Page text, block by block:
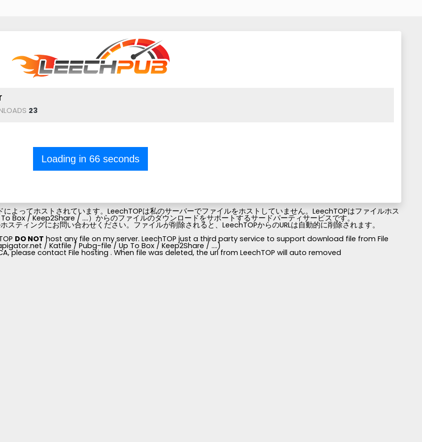
23
Loading in 66 seconds
よってホストされています。LeechTOPは私のサーバーでファイルをホストしていません。LeechTOPはファイルホス
/ Keep2Share / ....）からのファイルのダウンロードをサポートするサードパーティサービスです。
ティングにお問い合わせください。ファイルが削除されると、LeechTOPからのURLは自動的に削除されます。
DO NOT host any file on my server. LeechTOP just a third party service to support download file from File
/ Katfile / Pubg-file / Up To Box / Keep2Share / ....)
please contact File hosting . When file was deleted, the url from LeechTOP will auto removed